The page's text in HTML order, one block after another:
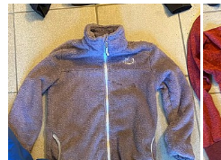
HÄSTAR
KALENDER